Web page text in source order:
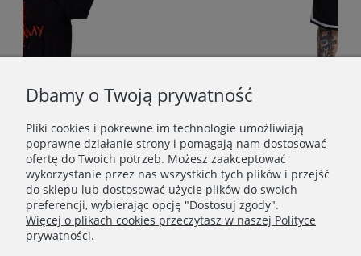
159,00 zł
Do koszyka
Dbamy o Twoją prywatność
Pliki cookies i pokrewne im technologie umożliwiają
poprawne działanie strony i pomagają nam dostosować
ofertę do Twoich potrzeb. Możesz zaakceptować
wykorzystanie przez nas wszystkich tych plików i przejść
do sklepu lub dostosować użycie plików do swoich
preferencji, wybierając opcję "Dostosuj zgody".
Więcej o plikach cookies przeczytasz w naszej Polityce
prywatności.